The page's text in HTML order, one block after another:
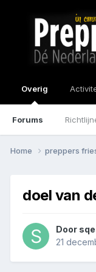
Overig
Forums
Home preppers
doel van
Door
21